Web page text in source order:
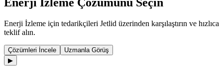
Enerji İzleme için tedarikçileri Jetlid üzerinden karşılaştırın ve hızlıca
teklif alın.
Çözümleri İncele
Uzmanla Görüş
▶